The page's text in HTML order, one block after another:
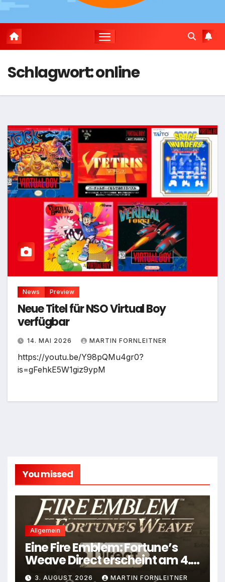
Schlagwort:online
News Preview
Neue Titel für NSO Virtual Boy
verfügbar
14. MAI 2026 MARTIN FORNLEITNER
https://youtu.be/Y98pQMu4gr0?
is=gFehkE5W1giz9ypM
You missed
Allgemein
Eine Fire Emblem: Fortune’s
Weave Direct erscheint am 4.
August
3. AUGUST 2026 MARTIN FORNLEITNER